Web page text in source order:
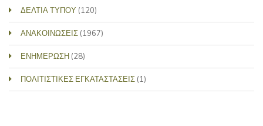
ΔΕΛΤΙΑ ΤΥΠΟΥ (120)
ΑΝΑΚΟΙΝΩΣΕΙΣ (1967)
ΕΝΗΜΕΡΩΣΗ (28)
ΠΟΛΙΤΙΣΤΙΚΕΣ ΕΓΚΑΤΑΣΤΑΣΕΙΣ (1)